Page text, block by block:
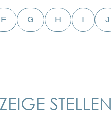
F G H I J
STELLEN